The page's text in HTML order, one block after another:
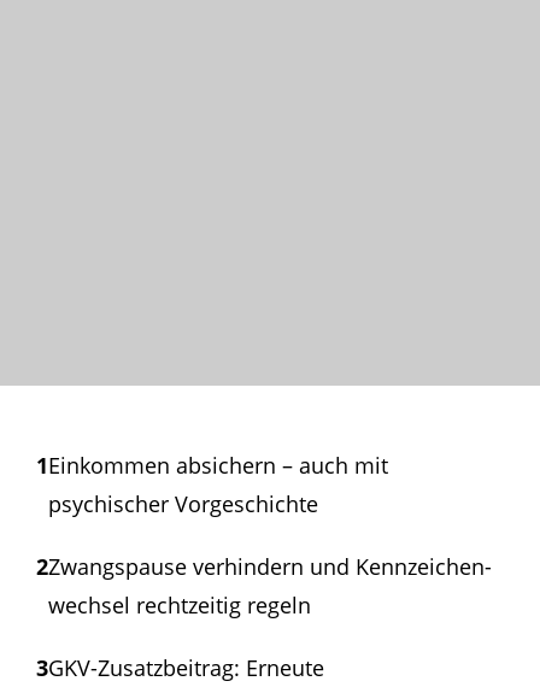
1Einkommen absichern – auch mit
psychischer Vorgeschichte
2Zwangspause verhindern und Kennzeichen­
wechsel rechtzeitig regeln
3GKV-Zusatzbeitrag: Erneute